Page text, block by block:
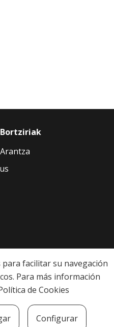
Bortziriak
de privacidad
Aviso
facilitar su navegación
Para más información
de Cookies
Configurar